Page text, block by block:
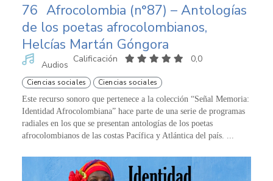
76 Afrocolombia (n°87) – Antologías
de los poetas afrocolombianos,
Helcías Martán Góngora
Audios
Calificación 0,0
Ciencias sociales Ciencias sociales
Este recurso sonoro que pertenece a la colección “Señal Memoria:
Identidad Afrocolombiana” hace parte de una serie de programas
radiales en los que se presentan antologías de los poetas
afrocolombianos de las costas Pacífica y Atlántica del país. ...